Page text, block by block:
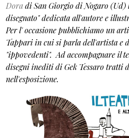
Doradi San Giorgio di Nogaro (Ud)
disegnato" dedicata all'autore e
Per l' occasione pubblichiamo un
Tappari in cui si parla dell'artista e
"ippovedenti". Ad accompagnare il
disegni inediti di Gek Tessaro tratti
nell'esposizione.